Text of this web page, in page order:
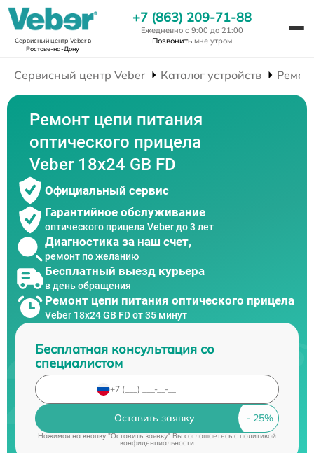
Сервисный центр Veberв
Ростове-на-Дону
+7 (863) 209-71-88
Ежедневно с 9:00 до 21:00
Позвонить мне утром
Сервисный центр Veber Каталог устройств
Ремонт цепи питания
оптического прицела
Veber 18x24 GB FD
Официальный сервис
Гарантийное обслуживание
оптического прицела Veber до 3 лет
Диагностика за наш счет,
ремонт по желанию
Бесплатный выезд курьера
в день обращения
Ремонт цепи питания оптического прицела
Veber 18x24 GB FD от 35 минут
Бесплатная консультация со
специалистом
Оставить заявку
Нажимая на кнопку "Оставить заявку" Вы соглашаетесь cполитикой
конфиденциальности